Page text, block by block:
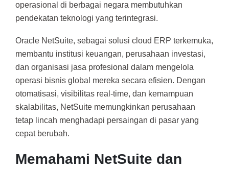
operasional di berbagai negara membutuhkan
pendekatan teknologi yang terintegrasi.
Oracle NetSuite, sebagai solusi cloud ERP terkemuka,
membantu institusi keuangan, perusahaan investasi,
dan organisasi jasa profesional dalam mengelola
operasi bisnis global mereka secara efisien. Dengan
otomatisasi, visibilitas real-time, dan kemampuan
skalabilitas, NetSuite memungkinkan perusahaan
tetap lincah menghadapi persaingan di pasar yang
cepat berubah.
Memahami NetSuite dan